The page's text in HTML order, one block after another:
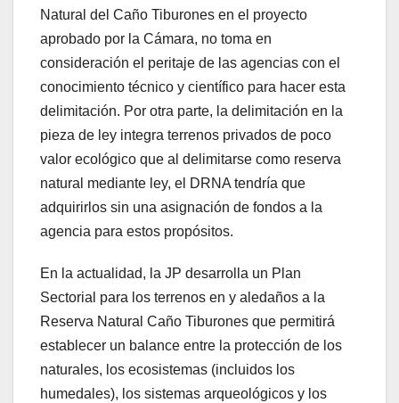
Natural del Caño Tiburones en el proyecto
aprobado por la Cámara, no toma en
consideración el peritaje de las agencias con el
conocimiento técnico y científico para hacer esta
delimitación. Por otra parte, la delimitación en la
pieza de ley integra terrenos privados de poco
valor ecológico que al delimitarse como reserva
natural mediante ley, el DRNA tendría que
adquirirlos sin una asignación de fondos a la
agencia para estos propósitos.
En la actualidad, la JP desarrolla un Plan
Sectorial para los terrenos en y aledaños a la
Reserva Natural Caño Tiburones que permitirá
establecer un balance entre la protección de los
naturales, los ecosistemas (incluidos los
humedales), los sistemas arqueológicos y los